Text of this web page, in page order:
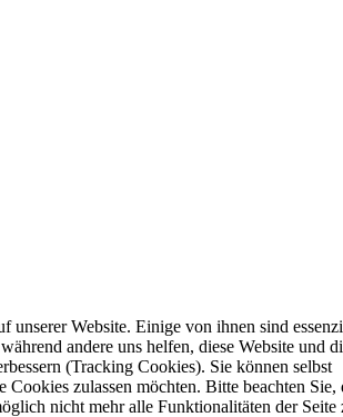
unserer Website. Einige von ihnen sind
andere uns helfen, diese Website und
(Tracking Cookies). Sie können selbst
Cookies zulassen möchten. Bitte beachten Sie,
nicht mehr alle Funktionalitäten der Seite